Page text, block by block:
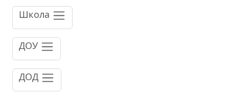
Школа
ДОУ
ДОД